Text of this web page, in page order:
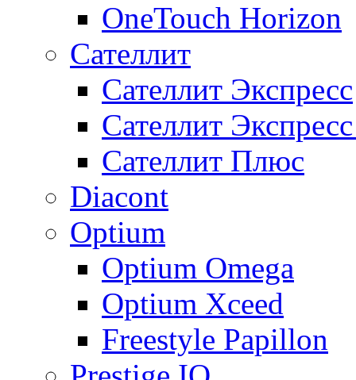
OneTouch Horizon
Сателлит
Сателлит Экспресс
Сателлит
Сателлит Плюс
Diacont
Optium
Optium Omega
Optium Xceed
Freestyle Papillon